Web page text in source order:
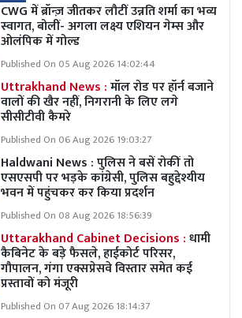
CWG में ब्रॉन्ज़ जीतकर लौटीं उन्नति शर्मा का भव्य
स्वागत, बोलीं- अगला लक्ष्य एशियन गेम्स और
ओलंपिक में गोल्ड
Published On 05 Aug 2026 14:02:44
Uttrakhand News :मॉल रोड पर हॉर्न बजाने
वालों की खैर नहीं, निगरानी के लिए लगे
सीसीटीवी कैमरे
Published On 06 Aug 2026 19:03:27
Haldwani News : पुलिस ने बसें रोकीं तो
एसएसपी पर भड़के कांग्रेसी, पुलिस बहुद्देश्यीय
भवन में पहुंचकर कर किया प्रदर्शन
Published On 08 Aug 2026 18:56:39
Uttarakhand Cabinet Decisions :धामी
कैबिनेट के बड़े फैसले, हाईकोर्ट परिसर,
गौपालन, गंगा एक्सप्रेसवे विस्तार समेत कई
प्रस्तावों को मंजूरी
Published On 07 Aug 2026 18:14:37